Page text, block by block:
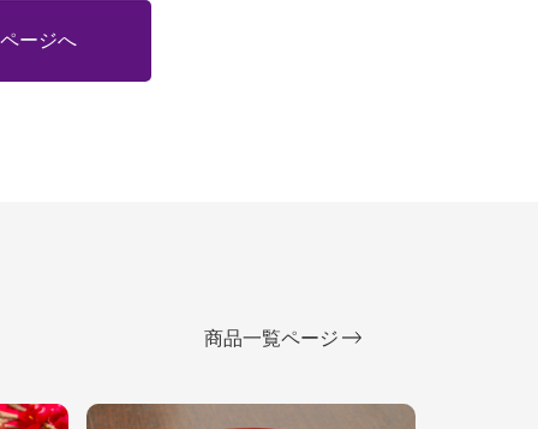
ージへ
商品一覧ページ